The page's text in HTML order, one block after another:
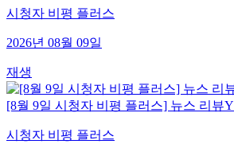
시청자 비평 플러스
2026년 08월 09일
재생
[8월 9일 시청자 비평 플러스] 뉴스 리뷰Y
시청자 비평 플러스